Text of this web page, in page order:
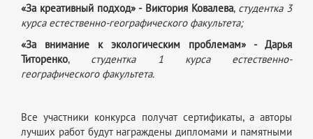
«За креативный подход» - Виктория Ковалева, студентка 3
курса естественно-географического факультета;
«За внимание к экологическим проблемам» - Дарья
Титоренко, студентка 1 курса естественно-
географического факультета.
Все участники конкурса получат сертификаты, а авторы
лучших работ будут награждены дипломами и памятными